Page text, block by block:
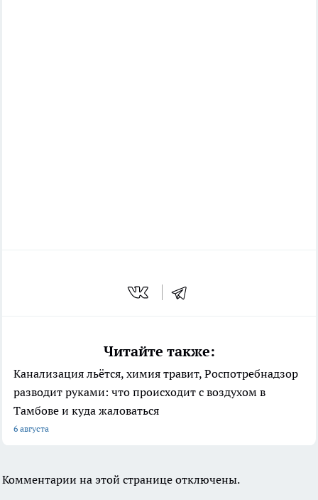
Читайте также:
Канализация льётся, химия травит, Роспотребнадзор
разводит руками: что происходит с воздухом в
Тамбове и куда жаловаться
6 августа
Комментарии на этой странице отключены.